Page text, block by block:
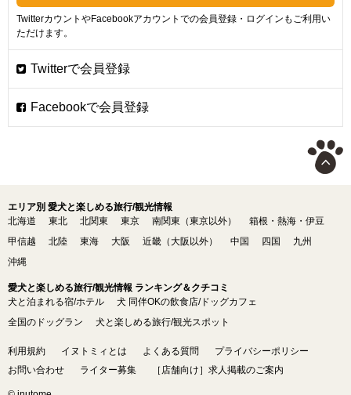
TwitterカウントやFacebookアカウントでの会員登録・ログインもご利用い
ただけます。
エリア別 愛犬と楽しめる旅行/観光情報
北海道
東北 北関東 東京 南関東（東京以外）
箱根・熱海・伊豆
甲信越
北陸 東海 大阪 近畿（大阪以外） 中国 四国
九州
沖縄
愛犬と楽しめる旅行/観光情報 ランキング＆クチコミ
犬と泊まれる宿/ホテル
犬 同伴OKの飲食店/ドッグカフェ
全国のドッグラン
犬と楽しめる旅行/観光スポット
利用規約 イヌトミィとは よくある質問
プライバシーポリシー
お問い合わせ
ライター募集 ［店舗向け］求人掲載のご案内